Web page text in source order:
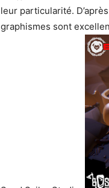
leur particularité.
graphismes sont